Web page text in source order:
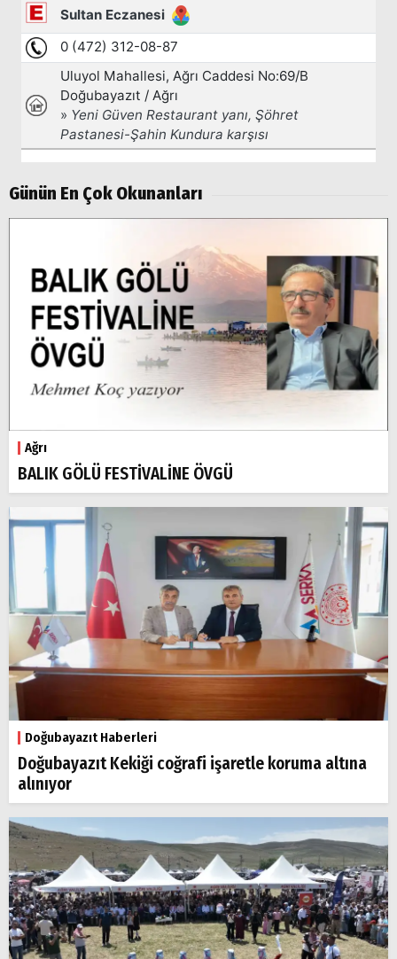
Günün En Çok Okunanları
Ağrı
BALIK GÖLÜ FESTİVALİNE ÖVGÜ
Doğubayazıt Haberleri
Doğubayazıt Kekiği coğrafi işaretle koruma altına
alınıyor
Popüler
Aramalar:
Doğubayazıt